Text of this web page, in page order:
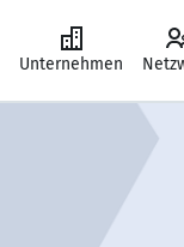
Unternehmen